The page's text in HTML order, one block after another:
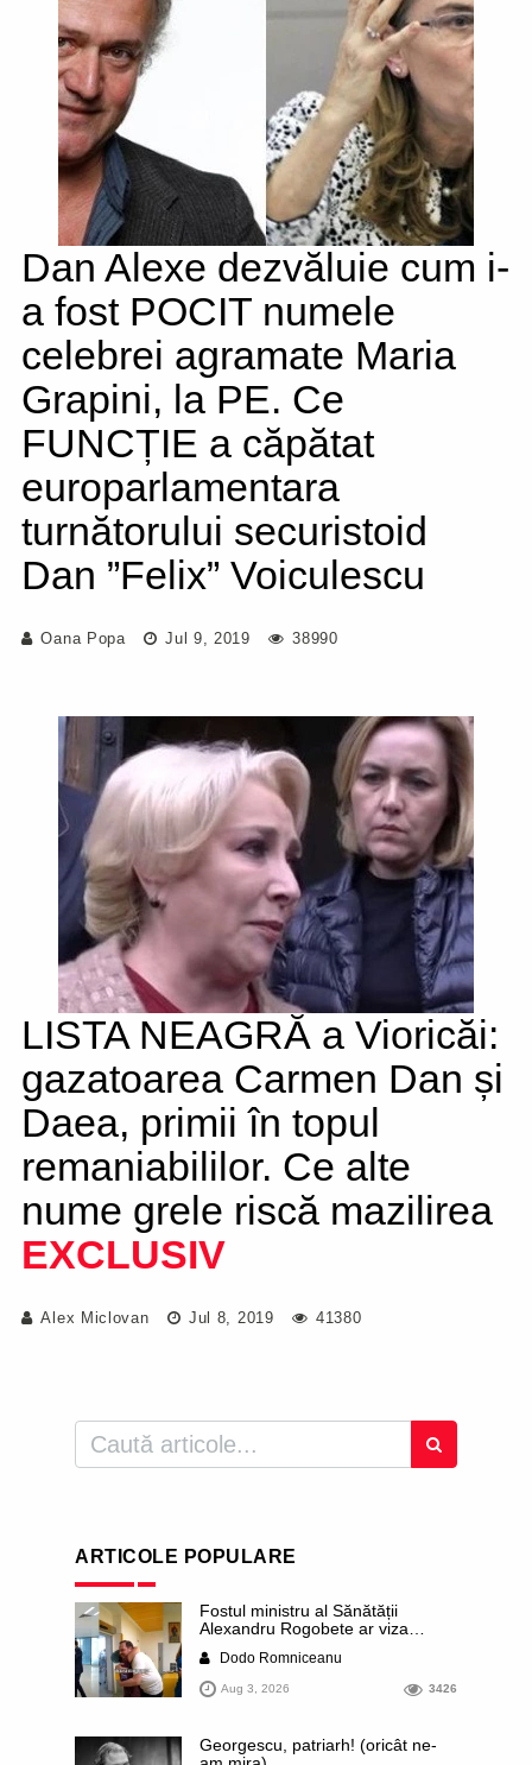
Dan Alexe dezvăluie cum i-
a fost POCIT numele
celebrei agramate Maria
Grapini, la PE. Ce
FUNCȚIE a căpătat
europarlamentara
turnătorului securistoid
Dan ”Felix” Voiculescu
Oana Popa Jul 9, 2019 38990
LISTA NEAGRĂ a Vioricăi:
gazatoarea Carmen Dan și
Daea, primii în topul
remaniabililor. Ce alte
nume grele riscă mazilirea
EXCLUSIV
Alex Miclovan Jul 8, 2019 41380
ARTICOLE POPULARE
Fostul ministru al Sănătății
Alexandru Rogobete ar viza
al orașului Timișoara. Pesedistul
publică imagini demne de Coreea
de Nord cu femei din Timișoara
Dodo Romniceanu
Aug 3, 2026 3426
Georgescu, patriarh! (oricât ne-